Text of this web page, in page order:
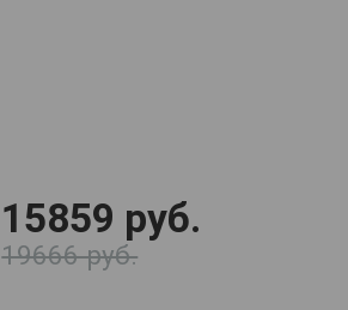
15859 руб.
19666 руб.